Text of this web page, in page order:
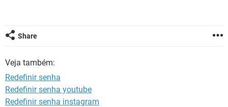
Share
Veja também:
Redefinir senha
Redefinir senha youtube
Redefinir senha instagram